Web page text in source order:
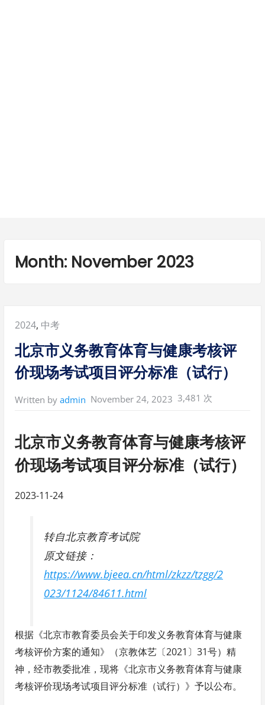
Month: November 2023
Posted
in:
2024, 中考
北京市义务教育体育与健康考核评
价现场考试项目评分标准（试行）
Written by admin November 24, 2023 3,481 次
北京市义务教育体育与健康考核评
价现场考试项目评分标准（试行）
2023-11-24
转自北京教育考试院
原文链接：
https://www.bjeea.cn/html/zkzz/tzgg/2
023/1124/84611.html
根据《北京市教育委员会关于印发义务教育体育与健康
考核评价方案的通知》（京教体艺〔2021〕31号）精
神，经市教委批准，现将《北京市义务教育体育与健康
考核评价现场考试项目评分标准（试行）》予以公布。